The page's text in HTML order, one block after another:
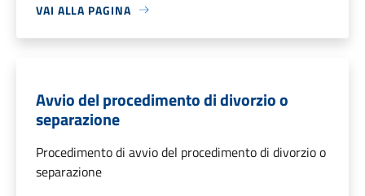
VAI ALLA PAGINA
Avvio del procedimento di divorzio o
separazione
Procedimento di avvio del procedimento di divorzio o
separazione